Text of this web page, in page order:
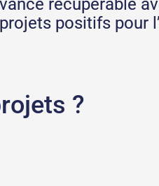
récupérable
positifs pour
?